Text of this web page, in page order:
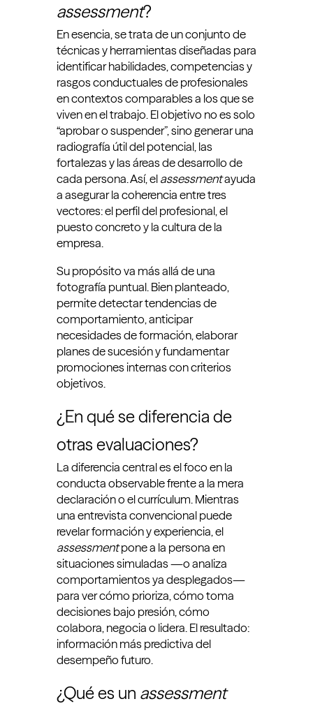
assessment?
En esencia, se trata de un conjunto de
técnicas y herramientas diseñadas para
identificar habilidades, competencias y
rasgos conductuales de profesionales
en contextos comparables a los que se
viven en el trabajo. El objetivo no es solo
“aprobar o suspender”, sino generar una
radiografía útil del potencial, las
fortalezas y las áreas de desarrollo de
cada persona. Así, elassessmentayuda
a asegurar la coherencia entre tres
vectores: el perfil del profesional, el
puesto concreto y la cultura de la
empresa.
Su propósito va más allá de una
fotografía puntual. Bien planteado,
permite detectar tendencias de
comportamiento, anticipar
necesidades de formación, elaborar
planes de sucesión y fundamentar
promociones internas con criterios
objetivos.
¿En qué se diferencia de
otras evaluaciones?
La diferencia central es el foco en la
conducta observable frente a la mera
declaración o el currículum. Mientras
una entrevista convencional puede
revelar formación y experiencia, el
assessmentpone a la persona en
situaciones simuladas —o analiza
comportamientos ya desplegados—
para ver cómo prioriza, cómo toma
decisiones bajo presión, cómo
colabora, negocia o lidera. El resultado:
información más predictiva del
desempeño futuro.
¿Qué es un assessment